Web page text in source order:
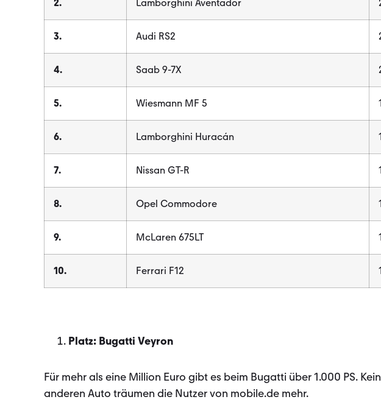
2. Lamborghini Aventador
3. Audi RS2
4. Saab 9-7X
5. Wiesmann MF 5
6. Lamborghini Huracán
7. Nissan GT-R
8. Opel Commodore
9. McLaren 675LT
10. Ferrari F12
Platz: Bugatti Veyron
Für mehr als eine Million Euro gibt es beim Bugatti über 1.000 PS.
anderen Auto träumen die Nutzer von mobile.de mehr.